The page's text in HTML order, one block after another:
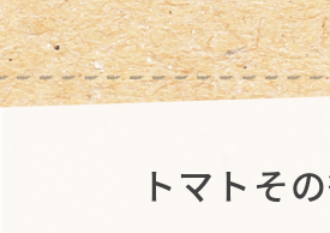
トマトそ